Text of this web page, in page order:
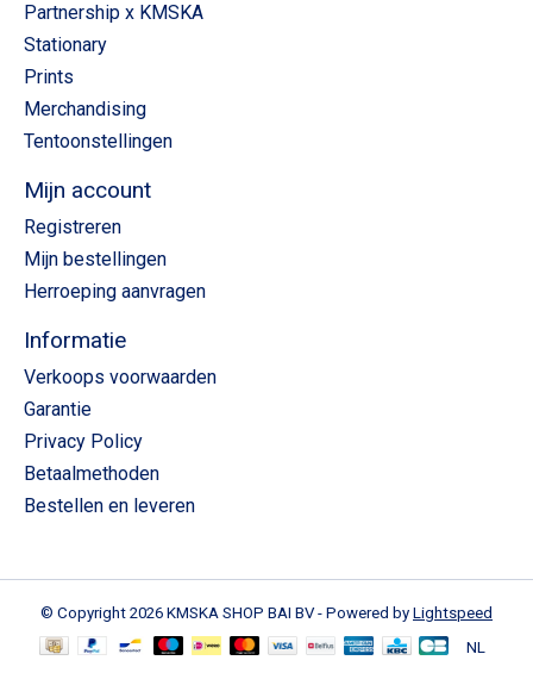
Partnership x KMSKA
Stationary
Prints
Merchandising
Tentoonstellingen
Mijn account
Registreren
Mijn bestellingen
Herroeping aanvragen
Informatie
Verkoops voorwaarden
Garantie
Privacy Policy
Betaalmethoden
Bestellen en leveren
© Copyright 2026 KMSKA SHOP BAI BV - Powered by Lightspeed
NL